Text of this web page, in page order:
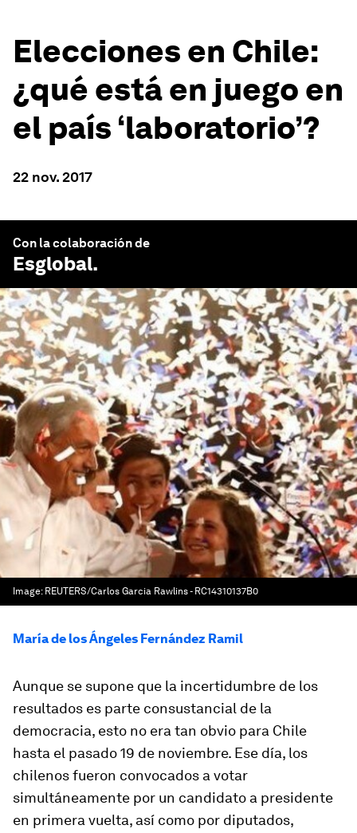
Elecciones en Chile:
¿qué está en juego en
el país ‘laboratorio’?
22 nov. 2017
Con la colaboración de
Esglobal.
Image: REUTERS/Carlos Garcia Rawlins - RC14310137B0
María de los Ángeles Fernández Ramil
Aunque se supone que la incertidumbre de los
resultados es parte consustancial de la
democracia, esto no era tan obvio para Chile
hasta el pasado 19 de noviembre. Ese día, los
chilenos fueron convocados a votar
simultáneamente por un candidato a presidente
en primera vuelta, así como por diputados,